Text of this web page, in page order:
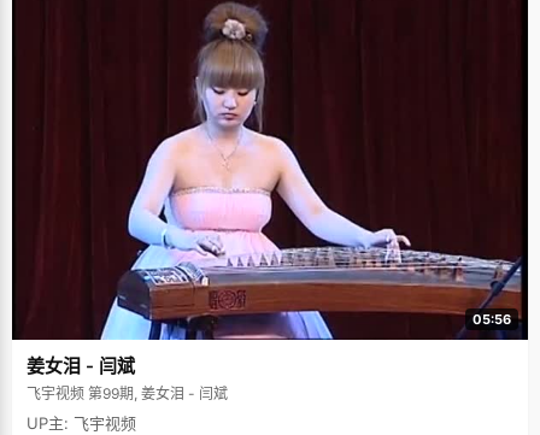
05:56
姜女泪 - 闫斌
飞宇视频 第99期, 姜女泪 - 闫斌
UP主: 飞宇视频